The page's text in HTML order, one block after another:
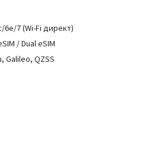
6e/7 (Wi-Fi директ)
/ Dual eSIM
Galileo, QZSS